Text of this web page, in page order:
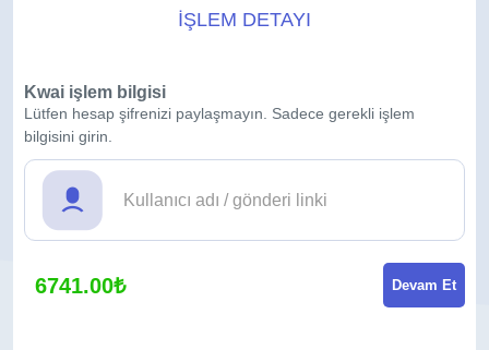
İŞLEM DETAYI
Kwai işlem bilgisi
Lütfen hesap şifrenizi paylaşmayın. Sadece gerekli işlem
bilgisini girin.
6741.00₺ Devam Et